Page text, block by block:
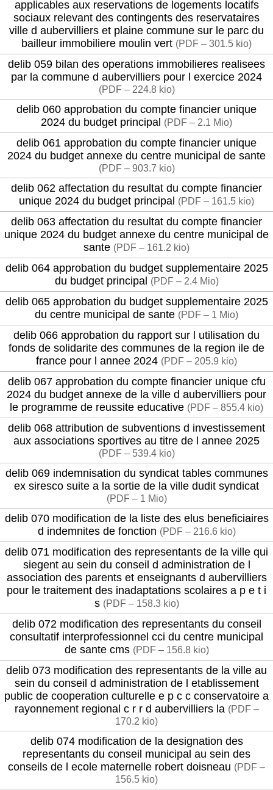
applicables aux reservations de logements locatifs
sociaux relevant des contingents des reservataires
ville d aubervilliers et plaine commune sur le parc du
bailleur immobiliere moulin vert (PDF – 301.5 kio)
delib 059 bilan des operations immobilieres realisees
par la commune d aubervilliers pour l exercice 2024
(PDF – 224.8 kio)
delib 060 approbation du compte financier unique
2024 du budget principal (PDF – 2.1 Mio)
delib 061 approbation du compte financier unique
2024 du budget annexe du centre municipal de sante
(PDF – 903.7 kio)
delib 062 affectation du resultat du compte financier
unique 2024 du budget principal (PDF – 161.5 kio)
delib 063 affectation du resultat du compte financier
unique 2024 du budget annexe du centre municipal de
sante (PDF – 161.2 kio)
delib 064 approbation du budget supplementaire 2025
du budget principal (PDF – 2.4 Mio)
delib 065 approbation du budget supplementaire 2025
du centre municipal de sante (PDF – 1 Mio)
delib 066 approbation du rapport sur l utilisation du
fonds de solidarite des communes de la region ile de
france pour l annee 2024 (PDF – 205.9 kio)
delib 067 approbation du compte financier unique cfu
2024 du budget annexe de la ville d aubervilliers pour
le programme de reussite educative (PDF – 855.4 kio)
delib 068 attribution de subventions d investissement
aux associations sportives au titre de l annee 2025
(PDF – 539.4 kio)
delib 069 indemnisation du syndicat tables communes
ex siresco suite a la sortie de la ville dudit syndicat
(PDF – 1 Mio)
delib 070 modification de la liste des elus beneficiaires
d indemnites de fonction (PDF – 216.6 kio)
delib 071 modification des representants de la ville qui
siegent au sein du conseil d administration de l
association des parents et enseignants d aubervilliers
pour le traitement des inadaptations scolaires a p e t i
s (PDF – 158.3 kio)
delib 072 modification des representants du conseil
consultatif interprofessionnel cci du centre municipal
de sante cms (PDF – 156.8 kio)
delib 073 modification des representants de la ville au
sein du conseil d administration de l etablissement
public de cooperation culturelle e p c c conservatoire a
rayonnement regional c r r d aubervilliers la (PDF –
170.2 kio)
delib 074 modification de la designation des
representants du conseil municipal au sein des
conseils de l ecole maternelle robert doisneau (PDF –
156.5 kio)